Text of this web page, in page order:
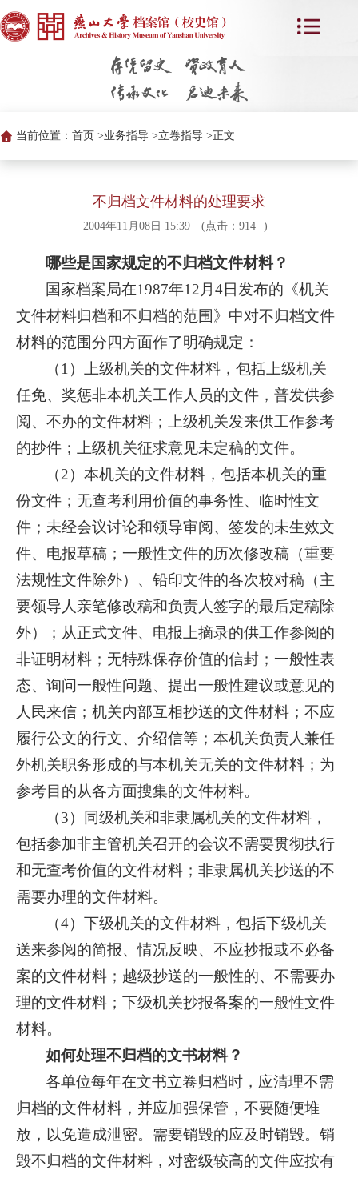
当前位置： 首页 >业务指导 >立卷指导 >正文
不归档文件材料的处理要求
2004年11月08日 15:39 (点击： 914 )
哪些是国家规定的不归档文件材料？
国家档案局在1987年12月4日发布的《机关
文件材料归档和不归档的范围》中对不归档文件
材料的范围分四方面作了明确规定：
（1）上级机关的文件材料，包括上级机关
任免、奖惩非本机关工作人员的文件，普发供参
阅、不办的文件材料；上级机关发来供工作参考
的抄件；上级机关征求意见未定稿的文件。
（2）本机关的文件材料，包括本机关的重
份文件；无查考利用价值的事务性、临时性文
件；未经会议讨论和领导审阅、签发的未生效文
件、电报草稿；一般性文件的历次修改稿（重要
法规性文件除外）、铅印文件的各次校对稿（主
要领导人亲笔修改稿和负责人签字的最后定稿除
外）；从正式文件、电报上摘录的供工作参阅的
非证明材料；无特殊保存价值的信封；一般性表
态、询问一般性问题、提出一般性建议或意见的
人民来信；机关内部互相抄送的文件材料；不应
履行公文的行文、介绍信等；本机关负责人兼任
外机关职务形成的与本机关无关的文件材料；为
参考目的从各方面搜集的文件材料。
（3）同级机关和非隶属机关的文件材料，
包括参加非主管机关召开的会议不需要贯彻执行
和无查考价值的文件材料；非隶属机关抄送的不
需要办理的文件材料。
（4）下级机关的文件材料，包括下级机关
送来参阅的简报、情况反映、不应抄报或不必备
案的文件材料；越级抄送的一般性的、不需要办
理的文件材料；下级机关抄报备案的一般性文件
材料。
如何处理不归档的文书材料？
各单位每年在文书立卷归档时，应清理不需
归档的文件材料，并应加强保管，不要随便堆
放，以免造成泄密。需要销毁的应及时销毁。销
毁不归档的文件材料，对密级较高的文件应按有